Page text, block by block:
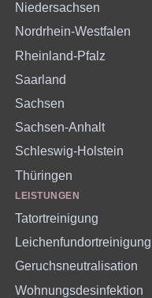
Niedersachsen
Nordrhein-Westfalen
Rheinland-Pfalz
Saarland
Sachsen
Sachsen-Anhalt
Schleswig-Holstein
Thüringen
LEISTUNGEN
Tatortreinigung
Leichenfundortreinigung
Geruchsneutralisation
Wohnungsdesinfektion